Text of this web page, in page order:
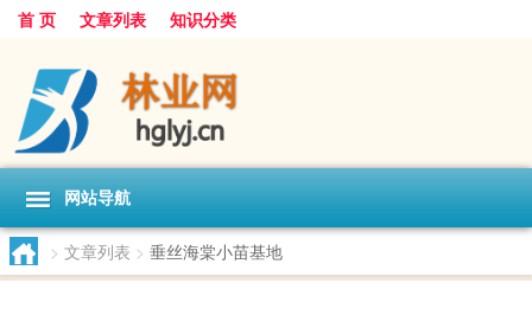
首 页 文章列表 知识分类
网站导航
> 文章列表 > 垂丝海棠小苗基地